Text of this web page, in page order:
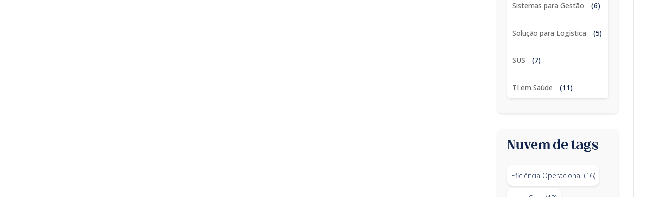
Sistemas para Gestão (6)
Solução para Logistica (5)
SUS (7)
TI em Saúde (11)
Nuvem de tags
Eficiência Operacional (16)